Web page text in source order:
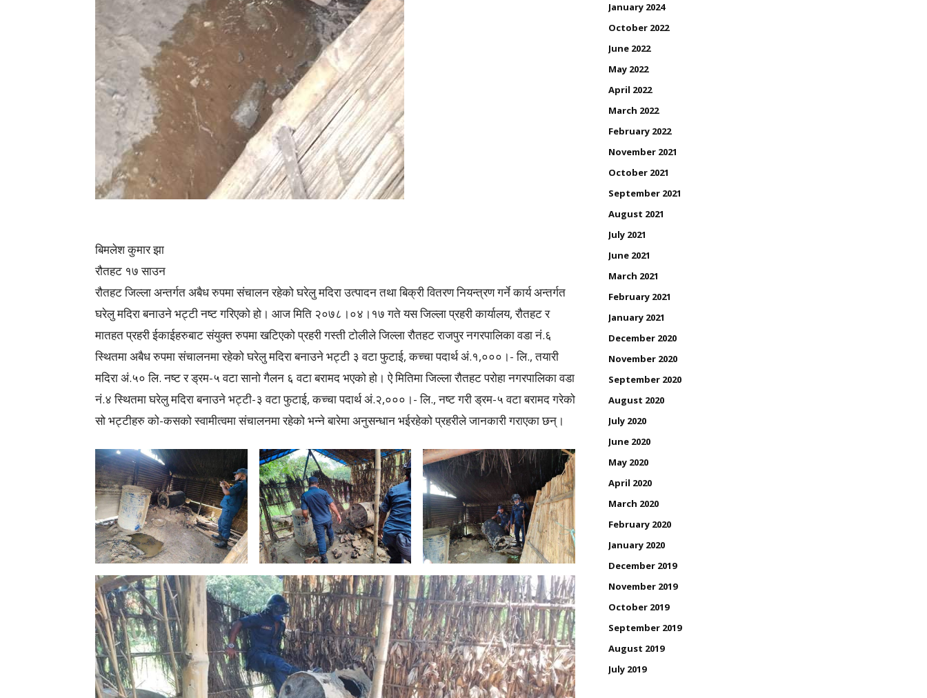
बिमलेश कुमार झा
रौतहट १७ साउन
रौतहट जिल्ला अन्तर्गत अबैध रुपमा संचालन रहेको घरेलु मदिरा उत्पादन तथा बिक्री वितरण नियन्त्रण गर्ने कार्य अन्तर्गत
घरेलु मदिरा बनाउने भट्टी नष्ट गरिएको हो। आज मिति २०७८।०४।१७ गते यस जिल्ला प्रहरी कार्यालय, रौतहट र
मातहत प्रहरी ईकाईहरुबाट संयुक्त रुपमा खटिएको प्रहरी गस्ती टोलीले जिल्ला रौतहट राजपुर नगरपालिका वडा नं.६
स्थितमा अबैध रुपमा संचालनमा रहेको घरेलु मदिरा बनाउने भट्टी ३ वटा फुटाई, कच्चा पदार्थ अं.१,०००।- लि., तयारी
मदिरा अं.५० लि. नष्ट र ड्रम-५ वटा सानो गैलन ६ वटा बरामद भएको हो। ऐ मितिमा जिल्ला रौतहट परोहा नगरपालिका वडा
नं.४ स्थितमा घरेलु मदिरा बनाउने भट्टी-३ वटा फुटाई, कच्चा पदार्थ अं.२,०००।- लि., नष्ट गरी ड्रम-५ वटा बरामद गरेको
सो भट्टीहरु को-कसको स्वामीत्वमा संचालनमा रहेको भन्ने बारेमा अनुसन्धान भईरहेको प्रहरीले जानकारी गराएका छन्।
January 2024
October 2022
June 2022
May 2022
April 2022
March 2022
February 2022
November 2021
October 2021
September 2021
August 2021
July 2021
June 2021
March 2021
February 2021
January 2021
December 2020
November 2020
September 2020
August 2020
July 2020
June 2020
May 2020
April 2020
March 2020
February 2020
January 2020
December 2019
November 2019
October 2019
September 2019
August 2019
July 2019